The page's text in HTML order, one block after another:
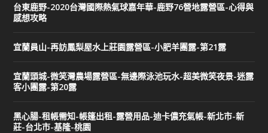
台東鹿野-2020台灣國際熱氣球嘉年華-鹿野76營地露營區-心得與
感想攻略
宜蘭員山-再訪鳳梨屋水上莊園露營區-小肥羊團露-第21露
宜蘭頭城-微笑灣農場露營區-無邊際泳池玩水-超美微笑夜景-迷露
客小團露-第20露
黑心腸-租帳需知-帳篷出租-露營用品-迪卡儂充氣帳-新北市-新
莊-台北市-基隆-桃園